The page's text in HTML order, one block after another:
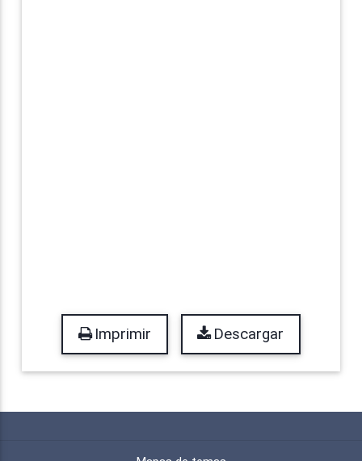
Imprimir Descargar